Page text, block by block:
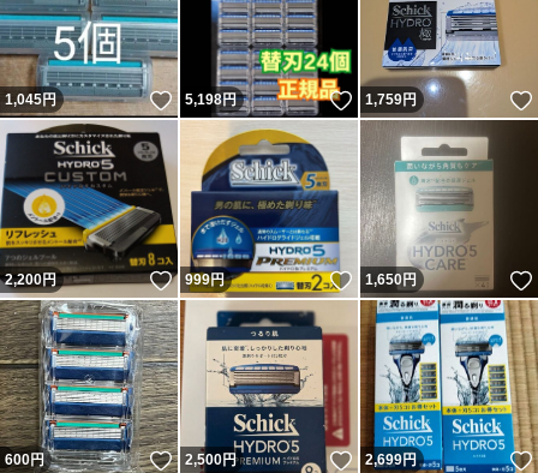
1,045円 いいね！
5,198円 いいね！
1,759円
2,200円 いいね！
999円 いいね！
1,650円
600円 いいね！
2,500円 いいね！
2,699円